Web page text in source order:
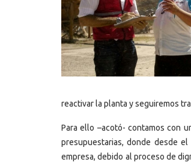
reactivar la planta y seguiremos
Para ello –acotó- contamos con
presupuestarias, donde desde
empresa, debido al proceso de